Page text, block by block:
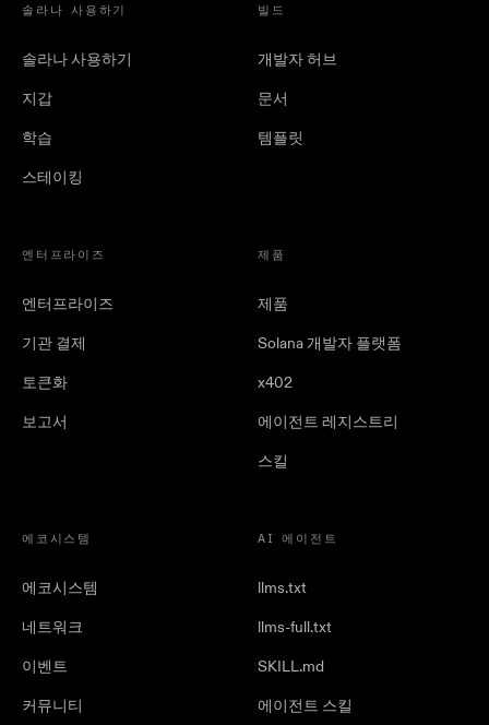
솔라나 사용하기
솔라나 사용하기
지갑
학습
스테이킹
빌드
개발자 허브
문서
템플릿
엔터프라이즈
엔터프라이즈
기관 결제
토큰화
보고서
제품
제품
Solana 개발자 플랫폼
x402
에이전트 레지스트리
스킬
에코시스템
에코시스템
네트워크
이벤트
커뮤니티
AI 에이전트
llms.txt
llms-full.txt
SKILL.md
에이전트 스킬